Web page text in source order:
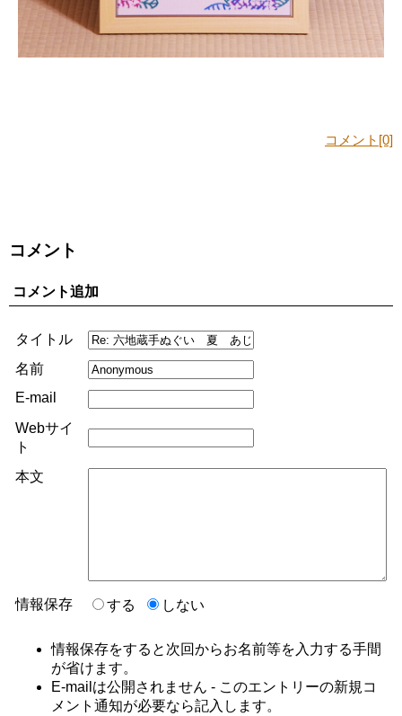
コメント[0]
コメント
コメント追加
タイトル
名前
E-mail
Webサイ
ト
本文
情報保存 する しない
情報保存をすると次回からお名前等を入力する手間
が省けます。
E-mailは公開されません - このエントリーの新規コ
メント通知が必要なら記入します。